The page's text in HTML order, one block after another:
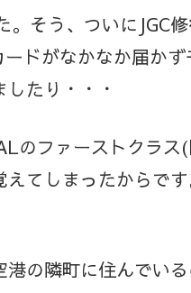
そう、ついにJGC
ドがなかなか届か
たり・・・
のファーストクラ
てしまったからで
の隣町に住んでい